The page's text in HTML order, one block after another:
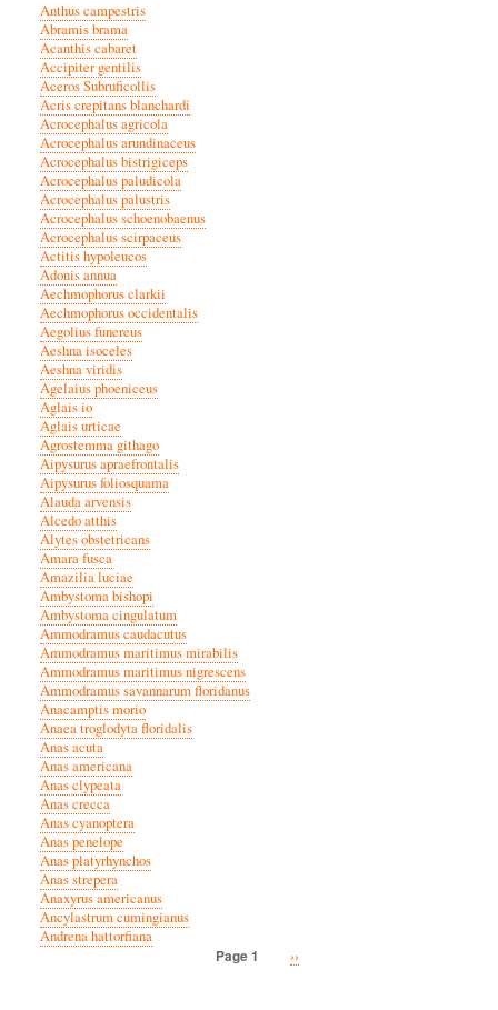
Anthus campestris
Abramis brama
Acanthis cabaret
Accipiter gentilis
Aceros Subruficollis
Acris crepitans blanchardi
Acrocephalus agricola
Acrocephalus arundinaceus
Acrocephalus bistrigiceps
Acrocephalus paludicola
Acrocephalus palustris
Acrocephalus schoenobaenus
Acrocephalus scirpaceus
Actitis hypoleucos
Adonis annua
Aechmophorus clarkii
Aechmophorus occidentalis
Aegolius funereus
Aeshna isoceles
Aeshna viridis
Agelaius phoeniceus
Aglais io
Aglais urticae
Agrostemma githago
Aipysurus apraefrontalis
Aipysurus foliosquama
Alauda arvensis
Alcedo atthis
Alytes obstetricans
Amara fusca
Amazilia luciae
Ambystoma bishopi
Ambystoma cingulatum
Ammodramus caudacutus
Ammodramus maritimus mirabilis
Ammodramus maritimus nigrescens
Ammodramus savannarum floridanus
Anacamptis morio
Anaea troglodyta floridalis
Anas acuta
Anas americana
Anas clypeata
Anas crecca
Anas cyanoptera
Anas penelope
Anas platyrhynchos
Anas strepera
Anaxyrus americanus
Ancylastrum cumingianus
Andrena hattorfiana
Page 1
Next
››